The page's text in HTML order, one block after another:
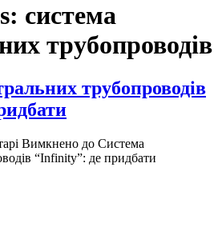
система
трубопроводів
трубопроводів
Вимкнено до Система
“Infinity”: де придбати